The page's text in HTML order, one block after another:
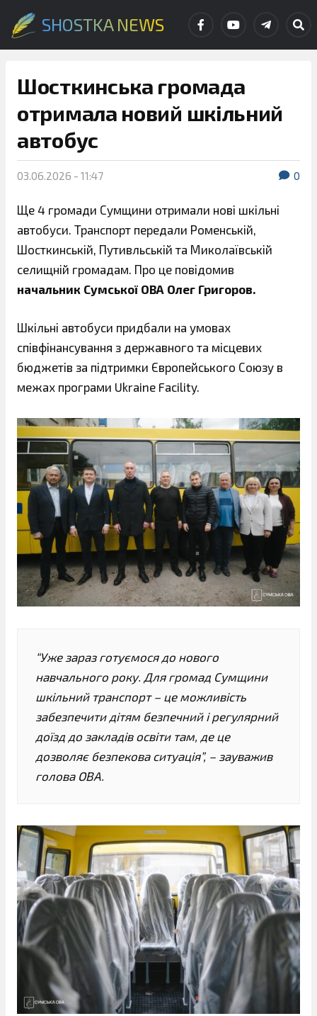
SHOSTKA NEWS
Шосткинська громада
отримала новий шкільний
автобус
03.06.2026 - 11:47 0
Ще 4 громади Сумщини отримали нові шкільні
автобуси. Транспорт передали Роменській,
Шосткинській, Путивльській та Миколаївській
селищній громадам. Про це повідомив
начальник Сумської ОВА Олег Григоров.
Шкільні автобуси придбали на умовах
співфінансування з державного та місцевих
бюджетів за підтримки Європейського Союзу в
межах програми Ukraine Facility.
“Уже зараз готуємося до нового
навчального року. Для громад Сумщини
шкільний транспорт – це можливість
забезпечити дітям безпечний і регулярний
доїзд до закладів освіти там, де це
дозволяє безпекова ситуація”, – зауважив
голова ОВА.